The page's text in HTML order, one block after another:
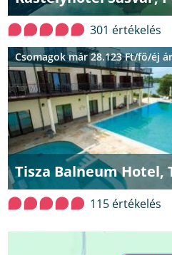
301 értékelés
Tisza Balneum Hotel,
Csomagok már 28.123 Ft/fő/éj
115 értékelés